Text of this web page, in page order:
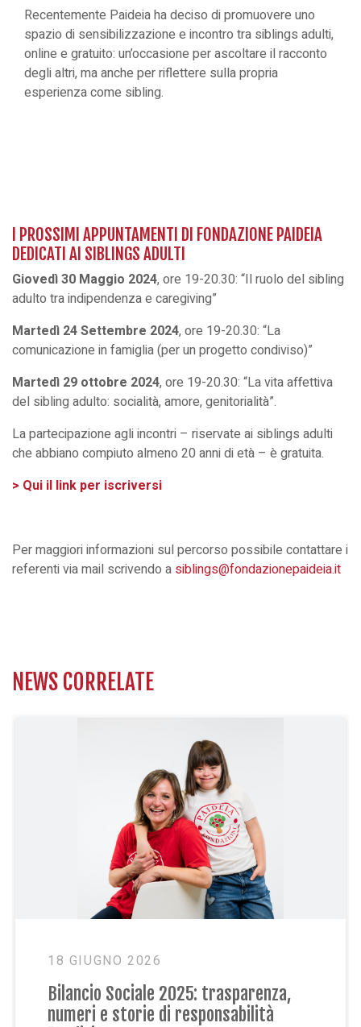
Recentemente Paideia ha deciso di promuovere uno
spazio di sensibilizzazione e incontro tra siblings adulti,
online e gratuito: un’occasione per ascoltare il racconto
degli altri, ma anche per riflettere sulla propria
esperienza come sibling.
I PROSSIMI APPUNTAMENTI DI FONDAZIONE PAIDEIA
DEDICATI AI SIBLINGS ADULTI
Giovedì 30 Maggio 2024, ore 19-20.30: “Il ruolo del sibling
adulto tra indipendenza e caregiving”
Martedì 24 Settembre 2024, ore 19-20.30: “La
comunicazione in famiglia (per un progetto condiviso)”
Martedì 29 ottobre 2024, ore 19-20.30: “La vita affettiva
del sibling adulto: socialità, amore, genitorialità”.
La partecipazione agli incontri – riservate ai siblings adulti
che abbiano compiuto almeno 20 anni di età – è gratuita.
> Qui il link per iscriversi
Per maggiori informazioni sul percorso possibile contattare i
referenti via mail scrivendo a siblings@fondazionepaideia.it
NEWS CORRELATE
18 MAGGIO 2026
La natura che accoglie: Fattoria
Sociale Paideia a Flor Primavera